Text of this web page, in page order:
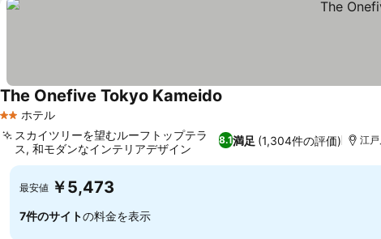
2 ホテルのランク
ホテル
The Onefive Tokyo Kameido
8.1満足 (1,304件の評価)
スカイツリーを望むルーフトップテラ
ス, 和モダンなインテリアデザイン
江
最安値 ￥5,473
7件のサイトの料金を表示